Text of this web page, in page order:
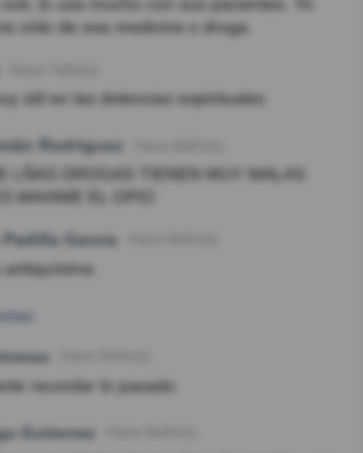
lo usa mucho con sus pacientes. Yo
oído de esa medicina o droga.
ùtil en las dolencias espirituales
Rodriguez
LÑAS DROGAS TIENEN MUY MALAS
MAXIME EL OPIO
Garcia
antiquísima.
recordar lo pasado.
Gutierrez